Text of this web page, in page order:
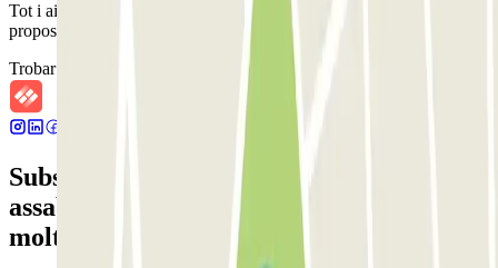
Tot i això, pots reservar en un dels aparcaments pròxims que et
proposem.
Trobar aparcaments pròxims
Subscriu-te a nostra newsletter i
assabenta't de descomptes, sortejos i
moltes altres sorpreses.